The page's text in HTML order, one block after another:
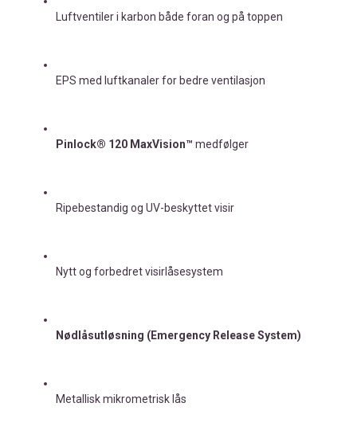
Luftventiler i karbon både foran og på toppen
EPS med luftkanaler for bedre ventilasjon
Pinlock® 120 MaxVision™ medfølger
Ripebestandig og UV-beskyttet visir
Nytt og forbedret visirlåsesystem
Nødlåsutløsning (Emergency Release System)
Metallisk mikrometrisk lås